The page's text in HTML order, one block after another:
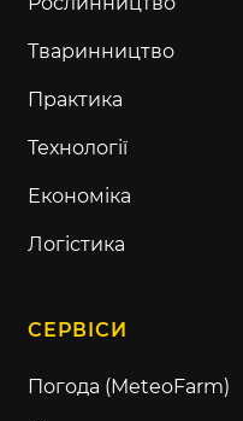
Тваринництво
Практика
Технології
Економіка
Логістика
СЕРВІСИ
Погода (MeteoFarm)